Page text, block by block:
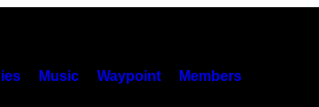
Music Waypoint Members